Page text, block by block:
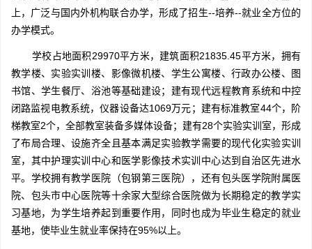
上，广泛与国内外机构联合办学，形成了招生--培养--就业全方位的
办学模式。
学校占地面积29970平方米，建筑面积21835.45平方米，拥有
教学楼、实验实训楼、影像微机楼、学生公寓楼、行政办公楼、图
书馆、学生餐厅、浴池等基础建设；建有现代远程教育系统和中控
闭路监视电教系统，仪器设备达1069万元；建有标准教室44个，阶
梯教室2个，全部教室装备多媒体设备；建有28个实验实训室，形成
了布局合理、设施齐全且基本满足实验教学需要的现代化实验实训
室，其中护理实训中心和医学影像技术实训中心达到自治区先进水
平。学校拥有教学医院（包钢第三医院），还有包头医学院附属医
院、包头市中心医院等十余家大型综合医院做为长期稳定的教学实
习基地，为学生培养起到重要作用，同时也成为毕业生稳定的就业
基地，使毕业生就业率保持在95%以上。